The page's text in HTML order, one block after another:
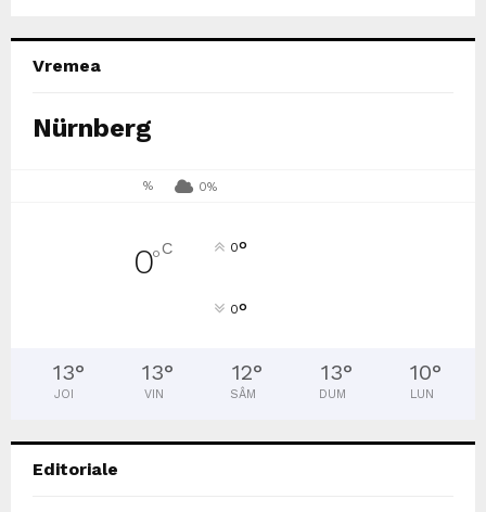
Vremea
Nürnberg
% 0%
0°C 0°
0°
13°
JOI
13°
VIN
12°
SÂM
13°
DUM
10°
LUN
Editoriale